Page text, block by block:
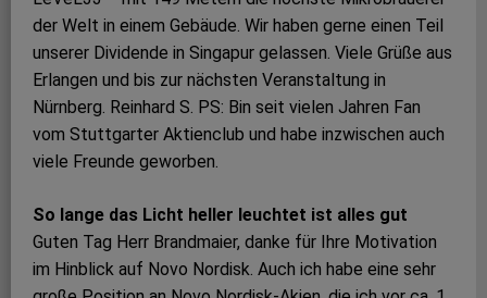
der Welt in einem Gebäude. Wir haben gerne einen Teil
unserer Dividende in Singapur gelassen. Viele Grüße aus
Erlangen und bis zur nächsten Veranstaltung in
Nürnberg. Reinhard S. PS: Bin seit vielen Jahren Fan
vom Stuttgarter Aktienclub und habe inzwischen auch
viele Freunde geworben.
So lange das Licht heller leuchtet ist alles gut
Guten Tag Herr Brandmaier, danke für Ihre Motivation
im Hinblick auf Novo Nordisk. Auch ich habe eine sehr